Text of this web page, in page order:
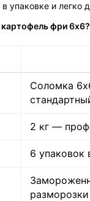
упаковке и легко
фри 6х6?
Соломка
2 кг —
6 упаковок
разморозки